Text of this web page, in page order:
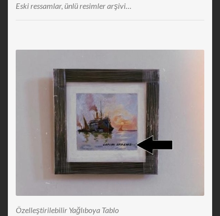
Eski ressamlar, ünlü resimler arşivi…
Özelleştirilebilir Yağlıboya Tablo